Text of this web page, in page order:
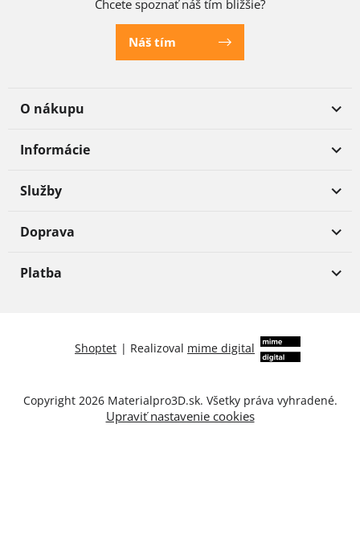
Chcete spoznať náš tím bližšie?
Náš tím
O nákupu
Informácie
Služby
Doprava
Platba
Shoptet | Realizoval mime digital
Copyright 2026 Materialpro3D.sk. Všetky práva vyhradené.
Upraviť nastavenie cookies